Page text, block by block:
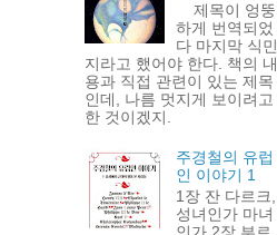
제목이 엉뚱
하게 번역되었
다 마지막 식민
지라고 했어야 한다. 책의 내
용과 직접 관련이 있는 제목
인데, 나름 멋지게 보이려고
한 것이겠지.
주경철의 유럽
인 이야기 1
1장 잔 다르크,
성녀인가 마녀